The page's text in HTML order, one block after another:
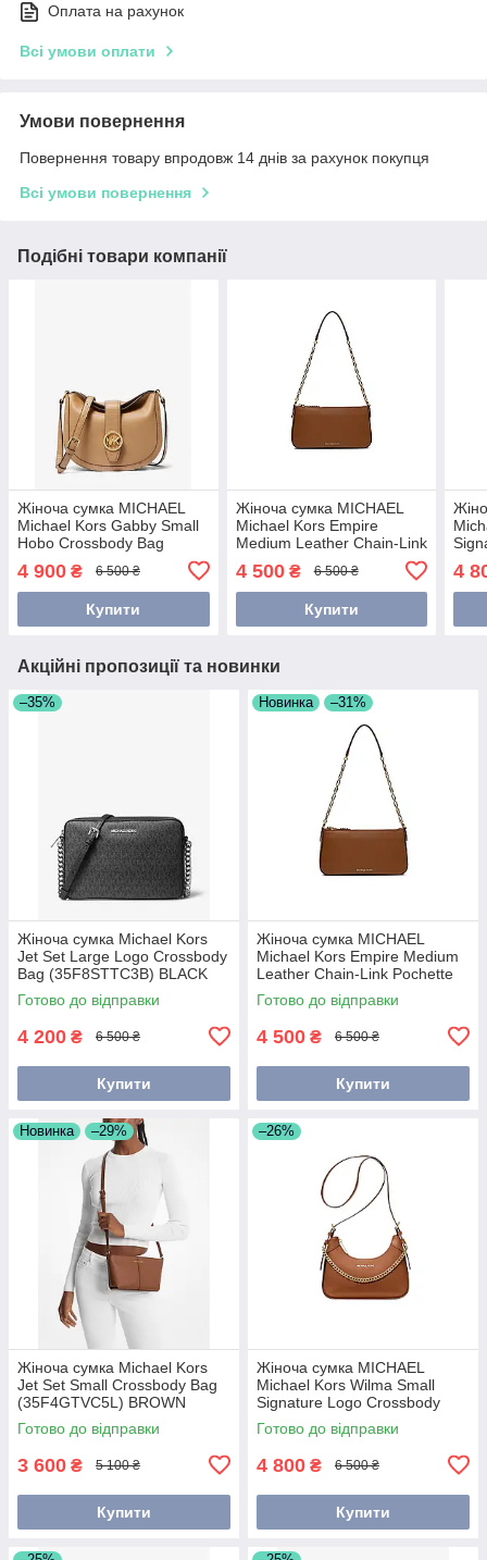
Оплата на рахунок
Всі умови оплати
Умови повернення
Повернення товару впродовж 14 днів за рахунок покупця
Всі умови повернення
Подібні товари компанії
Жіноча сумка MICHAEL
Michael Kors Gabby Small
Hobo Crossbody Bag
4 900 ₴ 6 500 ₴
Купити
Жіноча сумка MICHAEL
Michael Kors Empire
Medium Leather Chain-Link
Pochette (32H3G8EW6L)
Luggage
4 500₴ 6 500 ₴
Купити
4
Акційні пропозиції та новинки
–35%
Жіноча сумка Michael Kors
Jet Set Large Logo Crossbody
Bag (35F8STTC3B) BLACK
Готово до відправки
4 200 ₴ 6 500 ₴
Купити
Новинка –31%
Жіноча сумка MICHAEL
Michael Kors Empire Medium
Leather Chain-Link Pochette
(32H3G8EW6L) Luggage
Готово до відправки
4 500 ₴ 6 500 ₴
Купити
Новинка –29%
Жіноча сумка Michael Kors
Jet Set Small Crossbody Bag
(35F4GTVC5L) BROWN
Готово до відправки
3 600 ₴ 5 100 ₴
Купити
–26%
Жіноча сумка MICHAEL
Michael Kors Wilma Small
Signature Logo Crossbody
Bag (35H3G3WC5B)
LUGGAGE
Готово до відправки
4 800 ₴ 6 500 ₴
Купити